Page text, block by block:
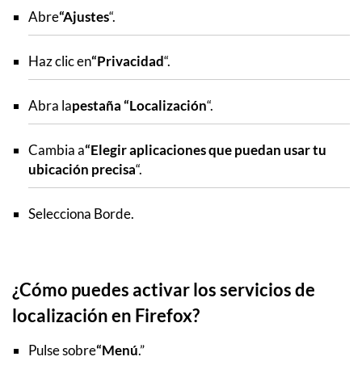
Abre“Ajustes“.
Haz clic en“Privacidad“.
Abra lapestaña “Localización“.
Cambia a“Elegir aplicaciones que puedan usar tu
ubicación precisa“.
Selecciona Borde.
¿Cómo puedes activar los servicios de
localización en Firefox?
Pulse sobre“Menú.”